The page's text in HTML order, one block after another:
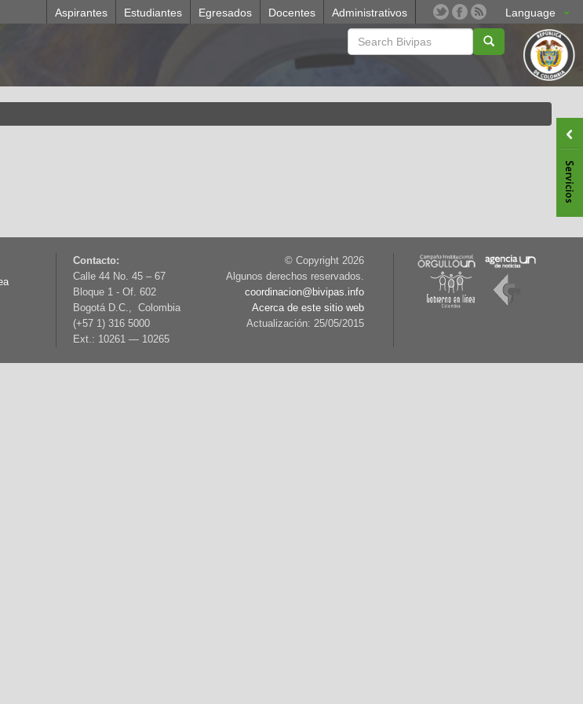
Language
Aspirantes Estudiantes Egresados Docentes Administrativos
Contacto:
Calle 44 No. 45 – 67
Bloque 1 - Of. 602
Bogotá D.C., Colombia
(+57 1) 316 5000
Ext.: 10261 — 10265
© Copyright 2026
Algunos derechos reservados.
coordinacion@bivipas.info
Acerca de este sitio web
Actualización: 25/05/2015